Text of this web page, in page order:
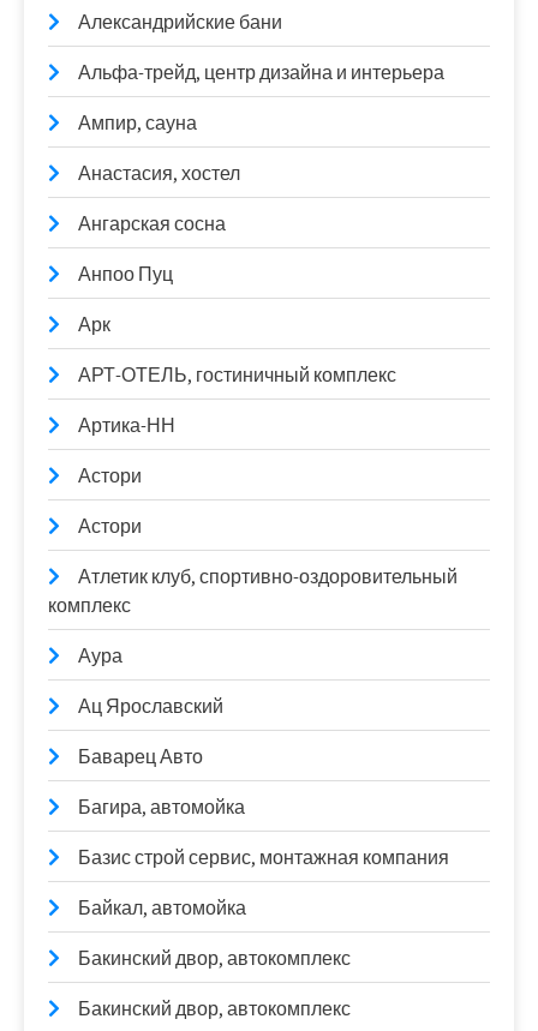
Александрийские бани
Альфа-трейд, центр дизайна и интерьера
Ампир, сауна
Анастасия, хостел
Ангарская сосна
Анпоо Пуц
Арк
АРТ-ОТЕЛЬ, гостиничный комплекс
Артика-НН
Астори
Астори
Атлетик клуб, спортивно-оздоровительный
комплекс
Аура
Ац Ярославский
Баварец Авто
Багира, автомойка
Базис строй сервис, монтажная компания
Байкал, автомойка
Бакинский двор, автокомплекс
Бакинский двор, автокомплекс